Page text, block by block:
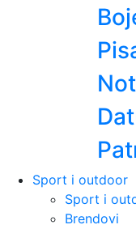
Sport i outdoor
Sport i
Brendovi